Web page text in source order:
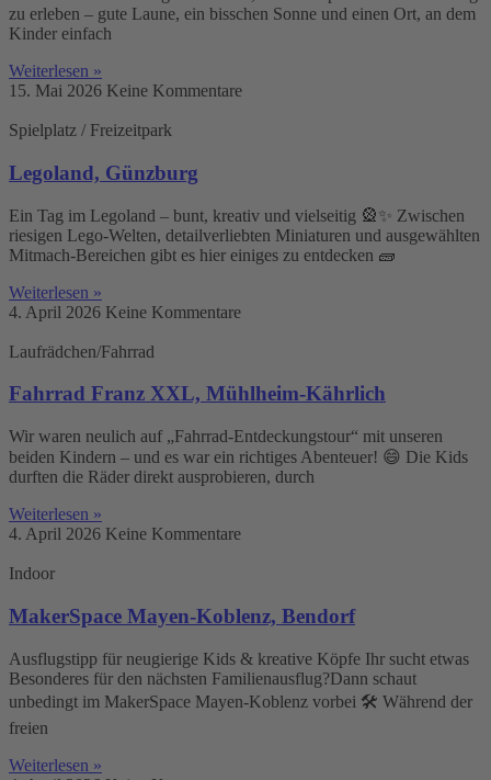
zu erleben – gute Laune, ein bisschen Sonne und einen Ort, an dem
Kinder einfach
Weiterlesen »
15. Mai 2026 Keine Kommentare
Spielplatz / Freizeitpark
Legoland, Günzburg
Ein Tag im Legoland – bunt, kreativ und vielseitig 🎡✨ Zwischen
riesigen Lego-Welten, detailverliebten Miniaturen und ausgewählten
Mitmach-Bereichen gibt es hier einiges zu entdecken 🧱
Weiterlesen »
4. April 2026 Keine Kommentare
Laufrädchen/Fahrrad
Fahrrad Franz XXL, Mühlheim-Kährlich
Wir waren neulich auf „Fahrrad-Entdeckungstour“ mit unseren
beiden Kindern – und es war ein richtiges Abenteuer! 😄 Die Kids
durften die Räder direkt ausprobieren, durch
Weiterlesen »
4. April 2026 Keine Kommentare
Indoor
MakerSpace Mayen-Koblenz, Bendorf
Ausflugstipp für neugierige Kids & kreative Köpfe Ihr sucht etwas
Besonderes für den nächsten Familienausflug?Dann schaut
unbedingt im MakerSpace Mayen-Koblenz vorbei 🛠️ Während der
freien
Weiterlesen »